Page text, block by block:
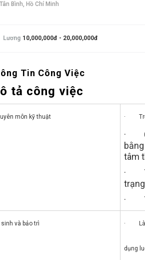
Tân Bình, Hồ Chí Minh
Lương 10,000,000đ - 20,000,000đ
Tin Công Việc
tả công việc
môn kỹ thuật · Trực
·
tâm
·
·
sinh và bảo trì · Làm
dụng
Mẹo Nhanh Có
tuyển dụng sẽ